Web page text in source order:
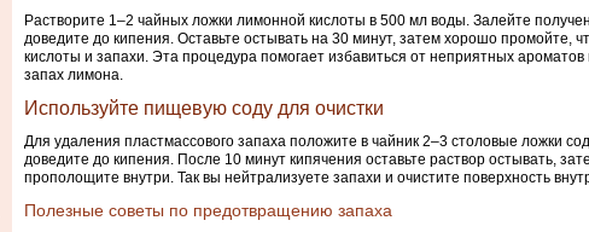
Растворите 1–2 чайных ложки лимонной кислоты в 500 мл воды. Залейте
доведите до кипения. Оставьте остывать на 30 минут, затем хорошо промойте,
кислоты и запахи. Эта процедура помогает избавиться от неприятных ароматов
запах лимона.
Используйте пищевую соду для очистки
Для удаления пластмассового запаха положите в чайник 2–3 столовые ложки
доведите до кипения. После 10 минут кипячения оставьте раствор остывать,
прополощите внутри. Так вы нейтрализуете запахи и очистите поверхность
Полезные советы по предотвращению запаха